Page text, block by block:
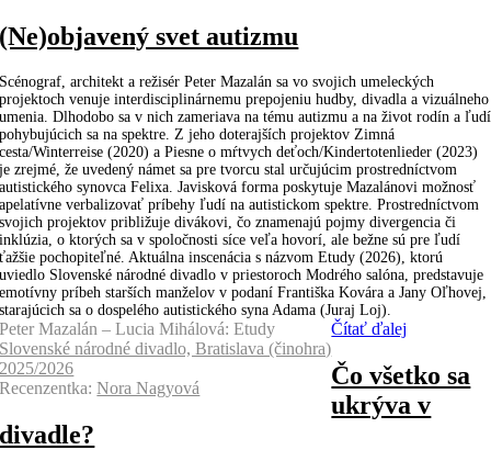
(Ne)objavený svet autizmu
Scénograf, architekt a režisér Peter Mazalán sa vo svojich umeleckých
projektoch venuje interdisciplinárnemu prepojeniu hudby, divadla a vizuálneho
umenia. Dlhodobo sa v nich zameriava na tému autizmu a na život rodín a ľudí
pohybujúcich sa na spektre. Z jeho doterajších projektov Zimná
cesta/Winterreise (2020) a Piesne o mŕtvych deťoch/Kindertotenlieder (2023)
je zrejmé, že uvedený námet sa pre tvorcu stal určujúcim prostredníctvom
autistického synovca Felixa. Javisková forma poskytuje Mazalánovi možnosť
apelatívne verbalizovať príbehy ľudí na autistickom spektre. Prostredníctvom
svojich projektov približuje divákovi, čo znamenajú pojmy divergencia či
inklúzia, o ktorých sa v spoločnosti síce veľa hovorí, ale bežne sú pre ľudí
ťažšie pochopiteľné. Aktuálna inscenácia s názvom Etudy (2026), ktorú
uviedlo Slovenské národné divadlo v priestoroch Modrého salóna, predstavuje
emotívny príbeh starších manželov v podaní Františka Kovára a Jany Oľhovej,
starajúcich sa o dospelého autistického syna Adama (Juraj Loj).
Peter Mazalán – Lucia Mihálová: Etudy
Slovenské národné divadlo, Bratislava (činohra)
2025/2026
Recenzentka:Nora Nagyová
Čítať ďalej
Čo všetko sa
ukrýva v
divadle?